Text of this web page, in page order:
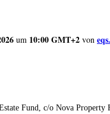
um 10:00 GMT+2 von
Fund, c/o Nova